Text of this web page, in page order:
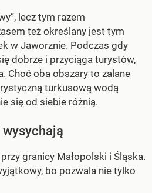
lecz tym razem
też określany jest tym
w Jaworznie. Podczas gdy
dobrze i przyciąga turystów,
Choć oba obszary to zalane
turkusową wodą
się od siebie różnią.
wysychają
granicy Małopolski i Śląska.
bo pozwala nie tylko